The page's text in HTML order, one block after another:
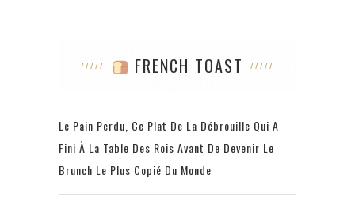
FRENCH TOAST
Le Pain Perdu, Ce Plat De La Débrouille Qui A
Fini À La Table Des Rois Avant De Devenir Le
Brunch Le Plus Copié Du Monde